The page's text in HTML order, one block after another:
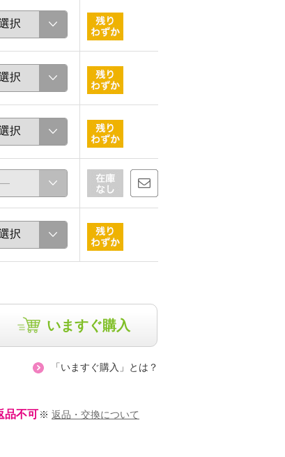
いますぐ購入
「いますぐ購入」とは？
品不可 ※ 返品・交換について